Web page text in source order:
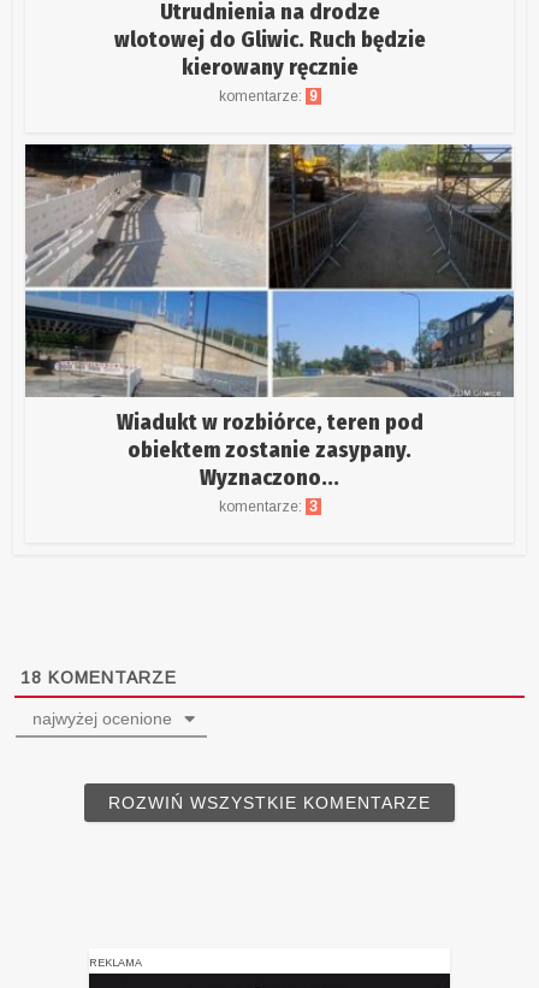
Utrudnienia na drodze
wlotowej do Gliwic. Ruch będzie
kierowany ręcznie
komentarze: 9
Wiadukt w rozbiórce, teren pod
obiektem zostanie zasypany.
Wyznaczono...
komentarze: 3
18 KOMENTARZE
najwyżej ocenione
ROZWIŃ WSZYSTKIE KOMENTARZE
REKLAMA